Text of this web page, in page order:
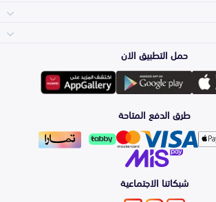
المكائن، القيرات
وملحقاتها
الشمعات
والاصطبات (الاضاءة)
الفرامل والأقمشة
لوازم الرحلات
اكسسوارات العناية
الزيوت و السوائل
Top Selling
Detailing
Services
تويوتا
هيونداي
كيا
حمل التطبيق الان
طرق الدفع المتاحة
شبكاتنا الاجتماعية